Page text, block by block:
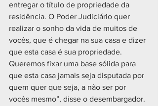
entregar o título de propriedade da
residência. O Poder Judiciário quer
realizar o sonho da vida de muitos de
vocês, que é chegar na sua casa e dizer
que esta casa é sua propriedade.
Queremos fixar uma base sólida para
que esta casa jamais seja disputada por
quem quer que seja, a não ser por
vocês mesmo”, disse o desembargador.